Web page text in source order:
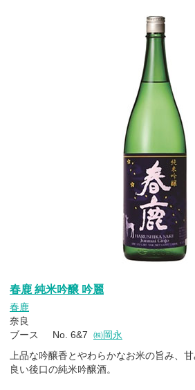
春鹿 純米吟醸 吟麗
春鹿
奈良
ブース No. 6&7 ㈱岡永
上品な吟醸香とやわらかなお米の旨み、
良い後口の純米吟醸酒。